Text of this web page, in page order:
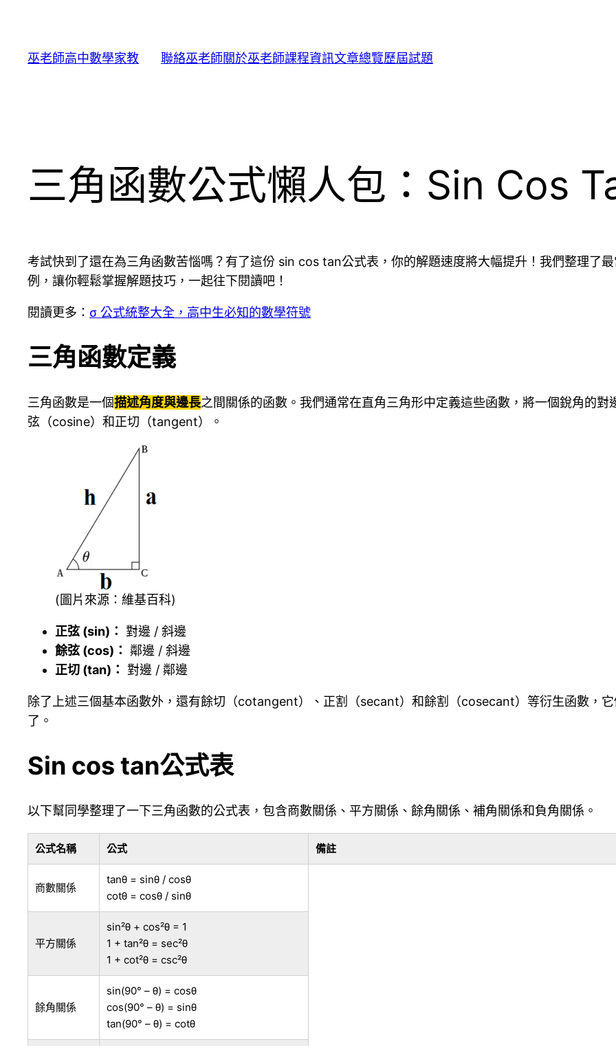
巫老師高中數學家教 聯絡巫老師關於巫老師課程資訊文章總覽歷屆試題
三角函數公式懶人包：Sin Cos
考試快到了還在為三角函數苦惱嗎？有了這份 sin cos tan公式表，你的解題速度將大幅提升！我們整理了
例，讓你輕鬆掌握解題技巧，一起往下閱讀吧！
閱讀更多： σ 公式統整大全，高中生必知的數學符號
三角函數定義
三角函數是一個描述角度與邊長之間關係的函數。我們通常在直角三角形中定義這些函數，將一個銳角的
弦（cosine）和正切（tangent）。
(圖片來源：維基百科)
正弦 (sin)： 對邊 / 斜邊
餘弦 (cos)： 鄰邊 / 斜邊
正切 (tan)： 對邊 / 鄰邊
除了上述三個基本函數外，還有餘切（cotangent）、正割（secant）和餘割（cosecant）等衍生函數，
了。
Sin cos tan公式表
以下幫同學整理了一下三角函數的公式表，包含商數關係、平方關係、餘角關係、補角關係和負角關係。
公式名稱 公式 備註
商數關係
tanθ = sinθ / cosθ
cotθ = cosθ / sinθ
平方關係
sin²θ + cos²θ = 1
1 + tan²θ = sec²θ
1 + cot²θ = csc²θ
餘角關係
sin(90° – θ) = cosθ
cos(90° – θ) = sinθ
tan(90° – θ) = cotθ